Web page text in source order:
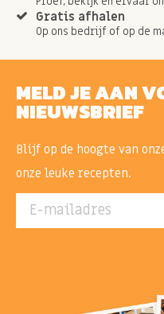
Gratis afhalen
Op ons bedrijf of op de
MELD JE AAN
NIEUWSBRIEF
Blijf op de hoogte van
onze leuke recepten.
E-mailadres